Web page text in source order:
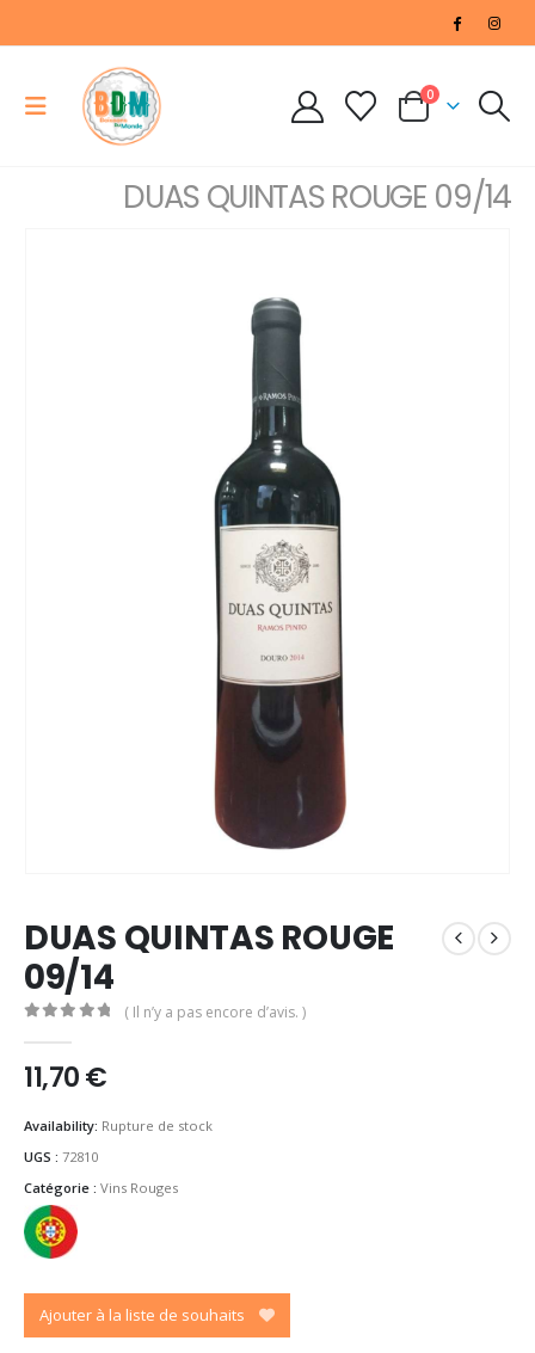
0
DUAS QUINTAS ROUGE 09/14
DUAS QUINTAS ROUGE
09/14
( Il n’y a pas encore d’avis. )
11,70€
Availability: Rupture de stock
UGS : 72810
Catégorie : Vins Rouges
Ajouter à la liste de souhaits